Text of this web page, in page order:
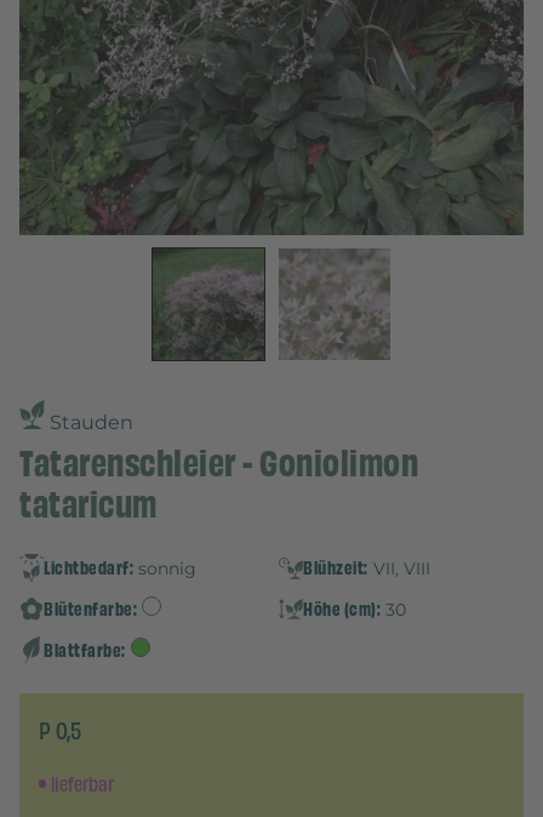
Stauden
Tatarenschleier - Goniolimon
tataricum
Lichtbedarf: sonnig Blühzeit: VII, VIII
Blütenfarbe: Höhe (cm): 30
Blattfarbe:
P 0,5
lieferbar